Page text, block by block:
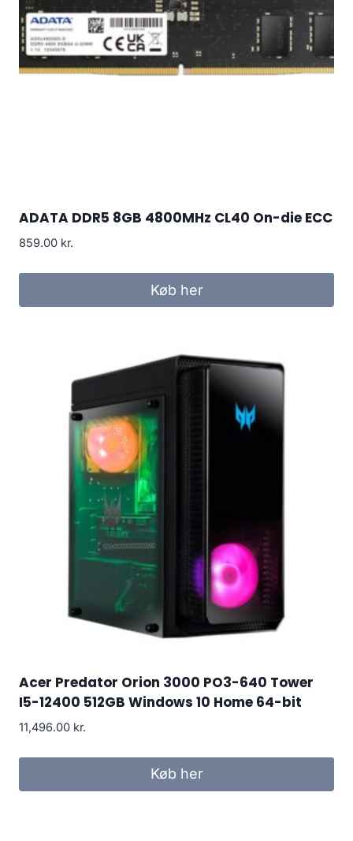
ADATA DDR5 8GB 4800MHz CL40 On-die ECC
859.00 kr.
Køb her
Acer Predator Orion 3000 PO3-640 Tower
I5-12400 512GB Windows 10 Home 64-bit
11,496.00 kr.
Køb her